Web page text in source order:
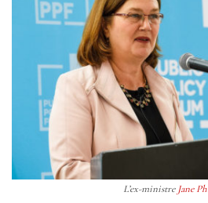
L’ex-ministreJane